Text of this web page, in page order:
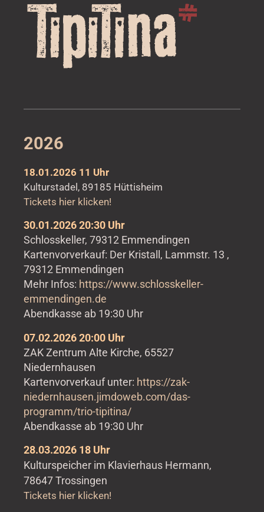
2026
18.01.2026 11 Uhr
Kulturstadel, 89185 Hüttisheim
Tickets hier klicken!
30.01.2026 20:30 Uhr
Schlosskeller, 79312 Emmendingen
Kartenvorverkauf: Der Kristall, Lammstr. 13 ,
79312 Emmendingen
Mehr Infos: https://www.schlosskeller-
emmendingen.de
Abendkasse ab 19:30 Uhr
07.02.2026 20:00 Uhr
ZAK Zentrum Alte Kirche, 65527
Niedernhausen
Kartenvorverkauf unter: https://zak-
niedernhausen.jimdoweb.com/das-
programm/trio-tipitina/
Abendkasse ab 19:30 Uhr
28.03.2026 18 Uhr
Kulturspeicher im Klavierhaus Hermann,
78647 Trossingen
Tickets hier klicken!